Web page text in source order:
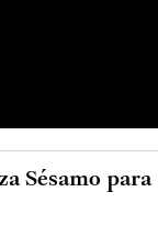
Sésamo para